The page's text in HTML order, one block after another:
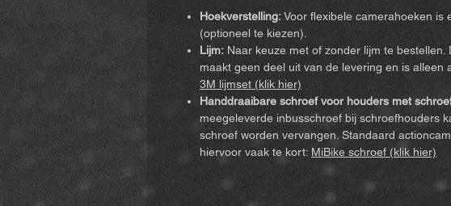
Hoekverstelling:Voor flexibele camerahoeken is
(optioneel te kiezen).
Lijm: Naar keuze met of zonder lijm te
maakt geen deel uit van de levering en is alleen
3M lijmset (klik hier)
Handdraaibare schroef voor houders met
meegeleverde inbusschroef bij schroefhouders
schroef worden vervangen. Standaard
hiervoor vaak te kort: MiBike schroef (klik hier)